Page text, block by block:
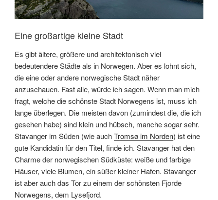
Eine großartige kleine Stadt
Es gibt ältere, größere und architektonisch viel
bedeutendere Städte als in Norwegen. Aber es lohnt sich,
die eine oder andere norwegische Stadt näher
anzuschauen. Fast alle, würde ich sagen. Wenn man mich
fragt, welche die schönste Stadt Norwegens ist, muss ich
lange überlegen. Die meisten davon (zumindest die, die ich
gesehen habe) sind klein und hübsch, manche sogar sehr.
Stavanger im Süden (wie auchTromsø im Norden) ist eine
gute Kandidatin für den Titel, finde ich. Stavanger hat den
Charme der norwegischen Südküste: weiße und farbige
Häuser, viele Blumen, ein süßer kleiner Hafen. Stavanger
ist aber auch das Tor zu einem der schönsten Fjorde
Norwegens, dem Lysefjord.